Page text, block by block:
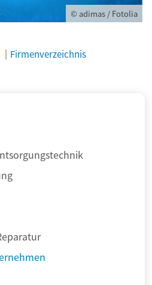
© adimas / Fotolia
Firmenverzeichnis